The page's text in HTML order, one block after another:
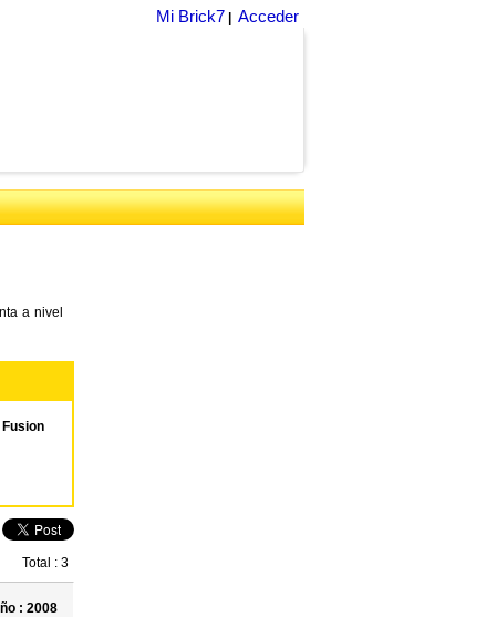
Mi Brick7 Acceder
a nivel
Total : 3
: 2008